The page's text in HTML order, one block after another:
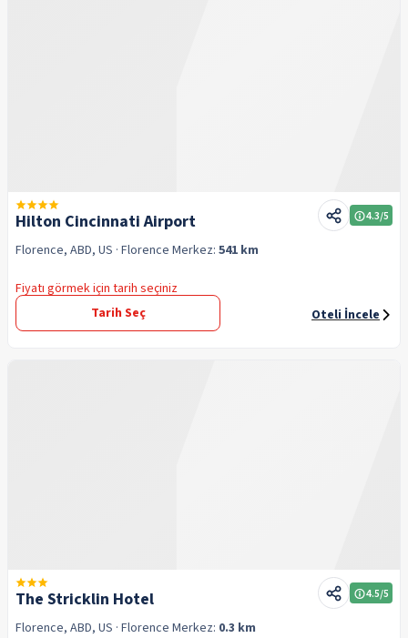
Hilton Cincinnati Airport 4.3/5
Florence, ABD, US · Florence Merkez: 541 km
Fiyatı görmek için tarih seçiniz
Tarih Seç
Oteli İncele
The Stricklin Hotel 4.5/5
Florence, ABD, US · Florence Merkez: 0.3 km